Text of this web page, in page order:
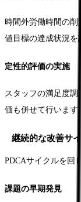
時間外労働時間の削
値目標の達成状況を
定性的評価の実施
スタッフの満足度
価も併せて行います
継続的な改善サイ
PDCAサイクルを回
課題の早期発見